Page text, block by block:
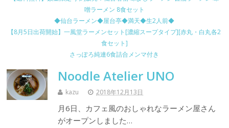
噌ラーメン 8食セット
◆仙台ラーメン◆屋台亭◆満天◆生2人前◆
【8月5日出荷開始】一風堂ラーメンセット[濃縮スープタイプ][赤丸・白丸各2
食セット]
さっぽろ純連6食詰合メンマ付き
Noodle Atelier UNO
kazu 2018年12月13日
月6日、カフェ風のおしゃれなラーメン屋さん
がオープンしました…